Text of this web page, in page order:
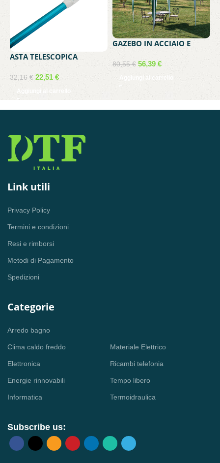
ASTA TELESCOPICA
2X180CM. K928BU/B
32,16€ 22,51 €
Aggiungi al carrello
GAZEBO IN ACCIAIO E
POLIESTERE 300X300 CM
VERDE
80,55€ 56,39 €
Aggiungi al carrello
Link utili
Privacy Policy
Termini e condizioni
Resi e rimborsi
Metodi di Pagamento
Spedizioni
Categorie
Arredo bagno
Clima caldo freddo
Elettronica
Energie rinnovabili
Informatica
Materiale Elettrico
Ricambi telefonia
Tempo libero
Termoidraulica
Subscribe us: